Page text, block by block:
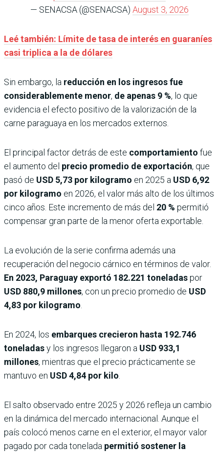
— SENACSA (@SENACSA) August 3, 2026
Leé también: Límite de tasa de interés en guaraníes
casi triplica a la de dólares
Sin embargo, la reducción en los ingresos fue
considerablemente menor, de apenas 9 %, lo que
evidencia el efecto positivo de la valorización de la
carne paraguaya en los mercados externos.
El principal factor detrás de este comportamiento fue
el aumento del precio promedio de exportación, que
pasó de USD 5,73 por kilogramo en 2025 a USD 6,92
por kilogramo en 2026, el valor más alto de los últimos
cinco años. Este incremento de más del 20 % permitió
compensar gran parte de la menor oferta exportable.
La evolución de la serie confirma además una
recuperación del negocio cárnico en términos de valor.
En 2023, Paraguay exportó 182.221 toneladaspor
USD 880,9 millones, con un precio promedio de USD
4,83 por kilogramo.
En 2024, los embarques crecieron hasta 192.746
toneladasy los ingresos llegaron a USD 933,1
millones, mientras que el precio prácticamente se
mantuvo en USD 4,84 por kilo.
El salto observado entre 2025 y 2026 refleja un cambio
en la dinámica del mercado internacional. Aunque el
país colocó menos carne en el exterior, el mayor valor
pagado por cada tonelada permitió sostener la